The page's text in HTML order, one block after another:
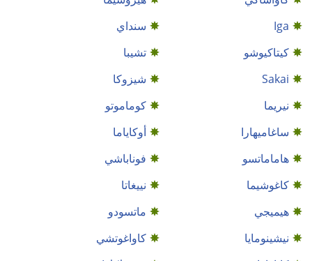
Iga
سنداي
كيتاكيوشو
تشيبا
Sakai
شيزوكا
نيريما
كوماموتو
ساغاميهارا
أوكاياما
هاماماتسو
فوناباشي
كاغوشيما
نييغاتا
هيميجي
ماتسودو
نيشينومايا
كاواغوتشي